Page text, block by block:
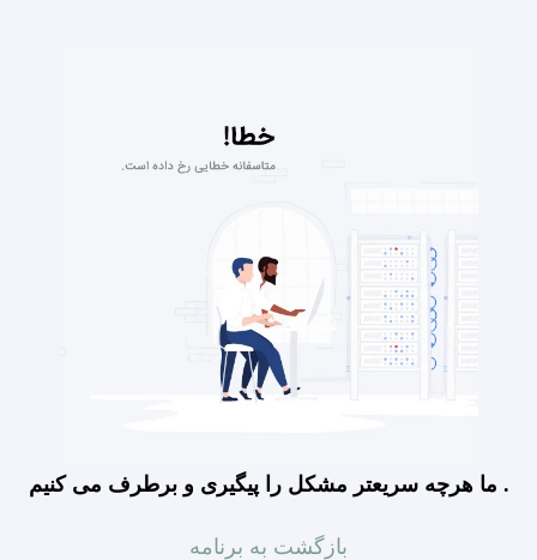
ما هرچه سریعتر مشکل را پیگیری و برطرف می کنیم .
بازگشت به برنامه